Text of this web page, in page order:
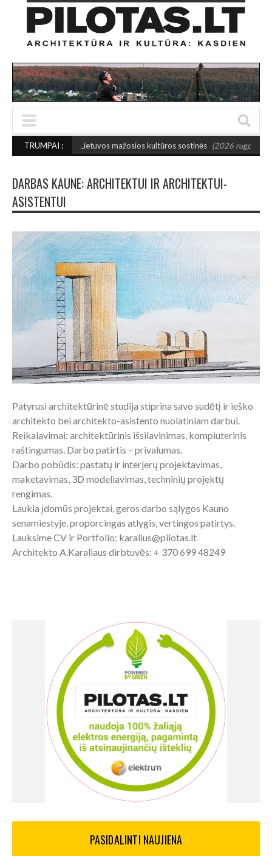
TRUMPAI :
2027-ųjų Lietuvos mažosios kultūros sostinės (2026 rugpjūčio 7)
DARBAS KAUNE: ARCHITEKTUI IR ARCHITEKTUI-
ASISTENTUI
Patyrusi architektūrinė studija stiprina savo sudėtį ir ieško
architekto bei architekto-asistento nuolatiniam darbui.
Reikalavimai: architektūrinis išsilavinimas, kompiuterinis
raštingumas. Darbo patirtis – privalumas.
Darbo pobūdis: pastatų ir interjerų projektavimas,
maketavimas, 3D modeliavimas, techninių projektų
rengimas.
Laukia įdomūs projektai, geros darbo sąlygos Kauno
senamiestyje, proporcingas atlygis, vertingos patirtys.
Lauksime CV ir Portfolio: karalius@pilotas.lt
Architekto A.Karaliaus dirbtuvės: + 370 699 48249
PASIDALINTI NAUJIENA